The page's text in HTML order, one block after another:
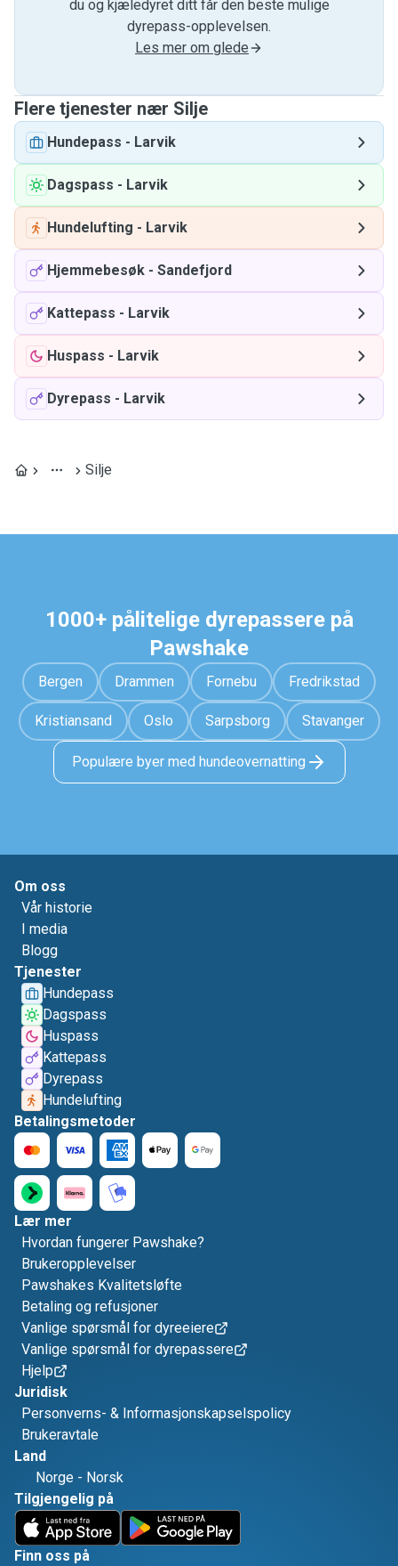
du og kjæledyret ditt får den beste mulige
dyrepass-opplevelsen.
Les mer om glede
Flere tjenester nær Silje
Hundepass - Larvik
Dagspass - Larvik
Hundelufting - Larvik
Hjemmebesøk - Sandefjord
Kattepass - Larvik
Huspass - Larvik
Dyrepass - Larvik
Silje
1000+ pålitelige dyrepassere på
Pawshake
Bergen Drammen Fornebu Fredrikstad
Kristiansand Oslo Sarpsborg Stavanger
Populære byer med hundeovernatting
Om oss
Vår historie
I media
Blogg
Tjenester
Hundepass
Dagspass
Huspass
Kattepass
Dyrepass
Hundelufting
Betalingsmetoder
Lær mer
Hvordan fungerer Pawshake?
Brukeropplevelser
Pawshakes Kvalitetsløfte
Betaling og refusjoner
Vanlige spørsmål for dyreeiere
Vanlige spørsmål for dyrepassere
Hjelp
Juridisk
Personverns- & Informasjonskapselspolicy
Brukeravtale
Land
Norge - Norsk
Tilgjengelig på
Finn oss på